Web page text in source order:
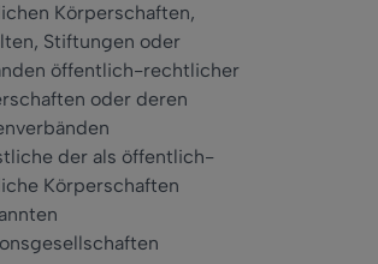
Körperschaften,
Stiftungen oder
öffentlich-rechtlicher
oder deren
der als öffentlich-
Körperschaften